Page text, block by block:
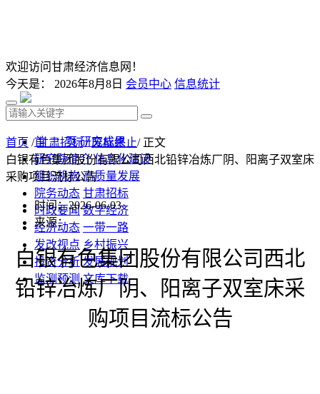
欢迎访问甘肃经济信息网！
今天是： 2026年8月8日 会员中心 信息统计
首 页 研究成果
研究院简介 信息化建设
组织机构 高质量发展
院务动态 甘肃招标
时政要闻 数字经济
经济动态 一带一路
发改视点 乡村振兴
投资分析 发展规划
监测预测 文库下载
首页 /甘肃招标/废标终止/ 正文
白银有色集团股份有限公司西北铅锌冶炼厂阴、阳离子双室床
采购项目流标公告
时间：2026-06-03
来源：
白银有色集团股份有限公司西北
铅锌冶炼厂阴、阳离子双室床采
购项目流标公告